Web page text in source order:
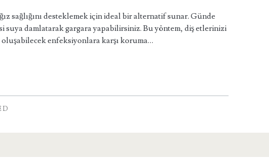
sağlığını desteklemek için ideal bir alternatif sunar. Günde
suya damlatarak gargara yapabilirsiniz. Bu yöntem, diş etlerinizi
enfeksiyonlara karşı koruma…